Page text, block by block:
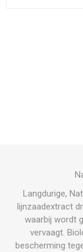
Langdurige,
lijnzaadextract
waarbij wordt
vervaagt.
bescherming